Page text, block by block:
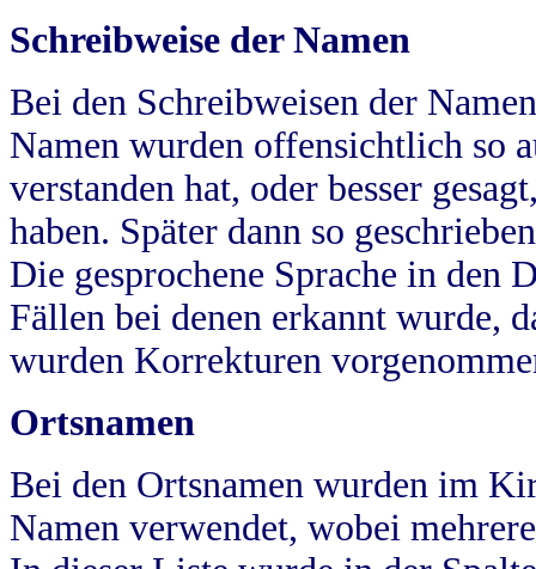
Schreibweise der Namen
Bei den Schreibweisen der
Namen wurden offensichtlich so
verstanden hat, oder besser
haben. Später dann so
Die gesprochene Sprache in
Fällen bei denen erkannt wurde,
wurden Korrekturen
Ortsnamen
Bei den Ortsnamen wurden im
Namen verwendet, wobei